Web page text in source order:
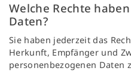
Welche Rechte
Daten?
Sie haben jederzeit das
Herkunft, Empfänger und
personenbezogenen Daten